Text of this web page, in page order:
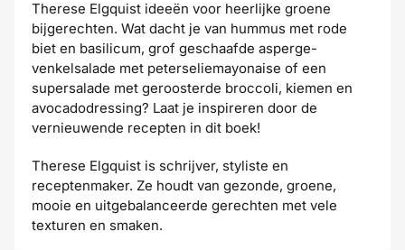
Therese Elgquist ideeën voor heerlijke groene
bijgerechten. Wat dacht je van hummus met rode
biet en basilicum, grof geschaafde asperge-
venkelsalade met peterseliemayonaise of een
supersalade met geroosterde broccoli, kiemen en
avocadodressing? Laat je inspireren door de
vernieuwende recepten in dit boek!
Therese Elgquist is schrijver, styliste en
receptenmaker. Ze houdt van gezonde, groene,
mooie en uitgebalanceerde gerechten met vele
texturen en smaken.